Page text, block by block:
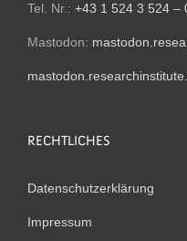
Tel. Nr.: +43 1 524 3 524 –
Mastodon:
RECHTLICHES
Datenschutzerklärung
Impressum